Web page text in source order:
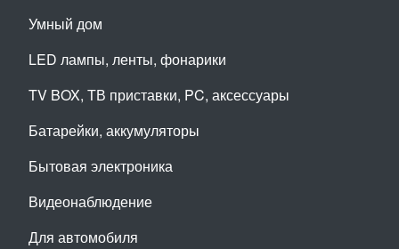
Умный дом
LED лампы, ленты, фонарики
TV BOX, ТВ приставки, PC, аксессуары
Батарейки, аккумуляторы
Бытовая электроника
Видеонаблюдение
Для автомобиля